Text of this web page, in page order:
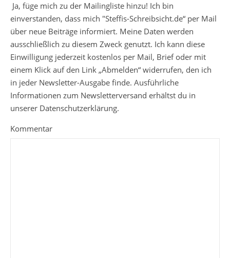
Ja, füge mich zu der Mailingliste hinzu! Ich bin
einverstanden, dass mich "Steffis-Schreibsicht.de“ per Mail
über neue Beiträge informiert. Meine Daten werden
ausschließlich zu diesem Zweck genutzt. Ich kann diese
Einwilligung jederzeit kostenlos per Mail, Brief oder mit
einem Klick auf den Link „Abmelden“ widerrufen, den ich
in jeder Newsletter-Ausgabe finde. Ausführliche
Informationen zum Newsletterversand erhältst du in
unserer Datenschutzerklärung.
Kommentar